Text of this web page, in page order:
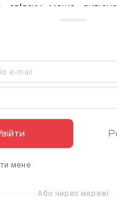
зв'язку може
переваги eSIM
eSIM неможливо
Під час поїздок до
замовляти або чекати
двох активних eSIM.
e-mail
мене
Або через мережі